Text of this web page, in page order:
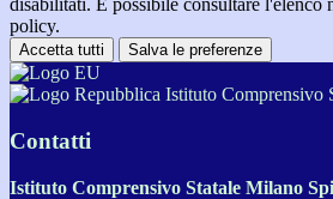
disabilitati. È possibile consultare l'elenco
policy.
Accetta tutti Salva le preferenze
Istituto Comprensivo
Contatti
Istituto Comprensivo Statale Milano